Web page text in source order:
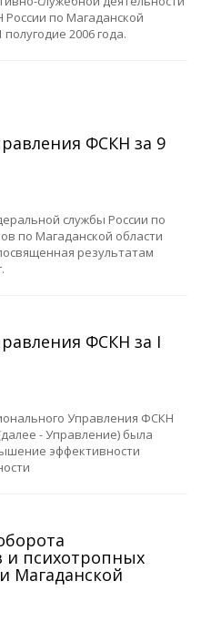
по Магаданской
2006 года.
ФСКН за 9
службы России по
по Магаданской области
результатам
ФСКН за I
Управления ФСКН
- Управление) была
эффективности
и психотропных
Магаданской